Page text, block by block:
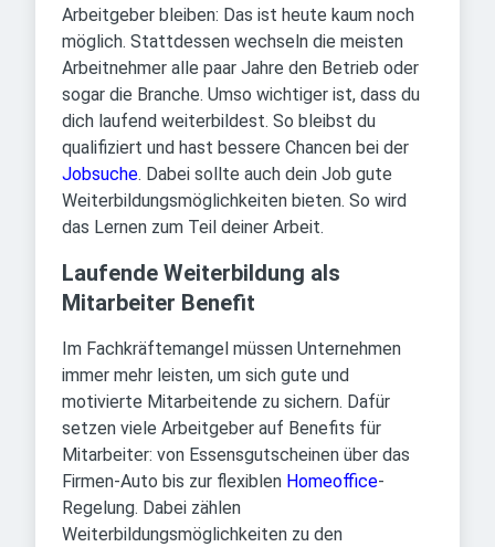
Arbeitgeber bleiben: Das ist heute kaum noch
möglich. Stattdessen wechseln die meisten
Arbeitnehmer alle paar Jahre den Betrieb oder
sogar die Branche. Umso wichtiger ist, dass du
dich laufend weiterbildest. So bleibst du
qualifiziert und hast bessere Chancen bei der
Jobsuche. Dabei sollte auch dein Job gute
Weiterbildungsmöglichkeiten bieten. So wird
das Lernen zum Teil deiner Arbeit.
Laufende Weiterbildung als
Mitarbeiter Benefit
Im Fachkräftemangel müssen Unternehmen
immer mehr leisten, um sich gute und
motivierte Mitarbeitende zu sichern. Dafür
setzen viele Arbeitgeber auf Benefits für
Mitarbeiter: von Essensgutscheinen über das
Firmen-Auto bis zur flexiblen Homeoffice-
Regelung. Dabei zählen
Weiterbildungsmöglichkeiten zu den